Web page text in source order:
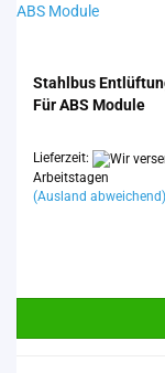
Stahl­bus
Für ABS Mo­du­le
Lieferzeit:
Arbeitstagen
(Ausland abweichend)